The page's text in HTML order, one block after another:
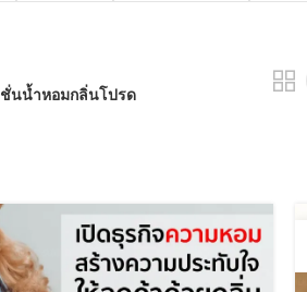
นน้ำหอมกลิ่นโปรด